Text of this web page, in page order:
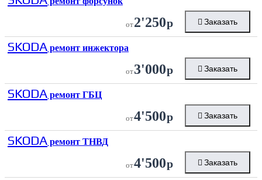
от2'250р Заказать
SKODA ремонт инжектора
от3'000р Заказать
SKODA ремонт ГБЦ
от4'500р Заказать
SKODA ремонт ТНВД
от4'500р Заказать